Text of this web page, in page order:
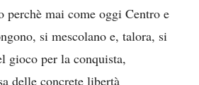
perchè mai come oggi Centro e
si mescolano e, talora, si
gioco per la conquista,
delle concrete libertà